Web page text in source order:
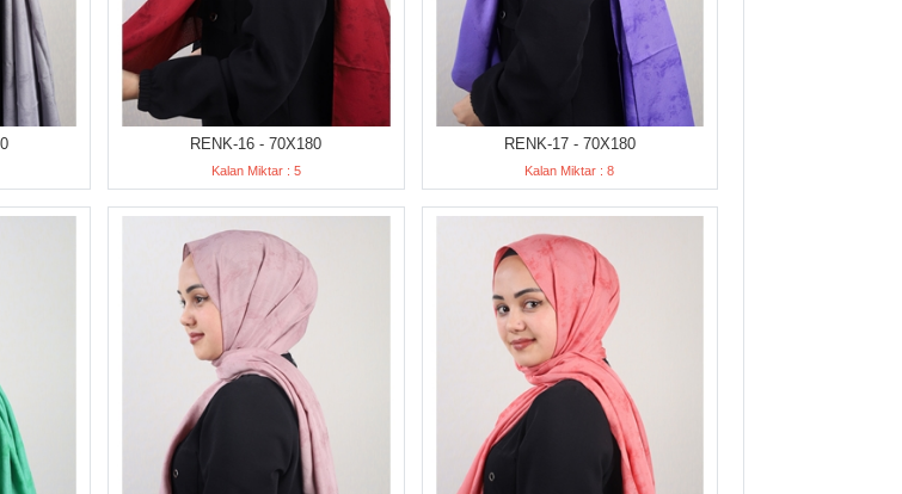
RENK-16 - 70X180
Kalan Miktar : 5
RENK-17 - 70X180
Kalan Miktar : 8